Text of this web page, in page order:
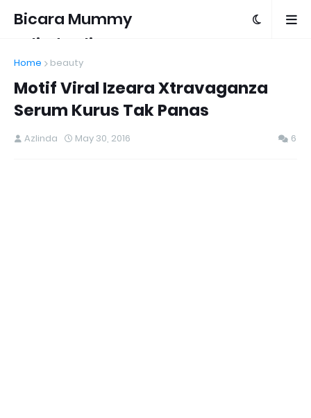
Bicara Mummy
Azlinda Alin
Home beauty
Motif Viral Izeara Xtravaganza
Serum Kurus Tak Panas
Azlinda May 30, 2016 6